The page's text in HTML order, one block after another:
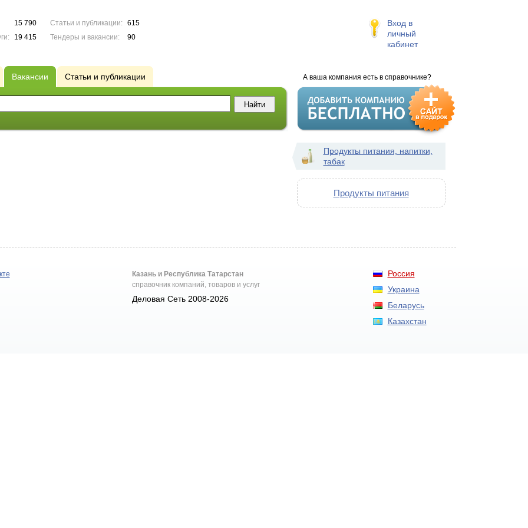
15 790
19 415
Статьи и публикации:
615
Тендеры и вакансии:
90
Вход в
личный
кабинет
А ваша компания есть в справочнике?
Вакансии Статьи и публикации
Продукты питания, напитки,
табак
Продукты питания
Россия
Украина
Беларусь
Казахстан
Казань и Республика Татарстан
справочник компаний, товаров и услуг
Деловая Сеть 2008-2026